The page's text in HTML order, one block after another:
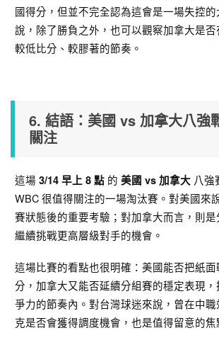
國得分，但並不完全認為這會是一場失控
說，除了勝負之外，也可以觀察加拿大是
較低比分、較膠著的節奏。
6. 結語：美國 vs 加拿大八強
關注
這場3/14 早上 8 點 的美國 vs 加拿大 八強
WBC 很值得關注的一場淘汰賽。對美國來
賽狀態後的重要考驗；對加拿大而言，則是
繼續挑戰更高層級對手的機會。
這場比賽的看點也很明確：美國能否把紙
分，加拿大又能否延續分組賽的穩定表現
爭力的節奏內。對台灣球迷來說，曾在中
克是否會獲得調度機會，也是值得留意的焦